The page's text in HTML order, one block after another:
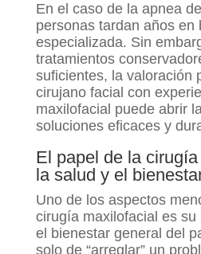
En el caso de la apnea
personas tardan años en
especializada. Sin
tratamientos
suficientes, la valoración
cirujano facial con
maxilofacial puede abrir
soluciones eficaces y
El papel de la
la salud y el
Uno de los aspectos
cirugía maxilofacial es su
el bienestar general del
solo de “arreglar” un